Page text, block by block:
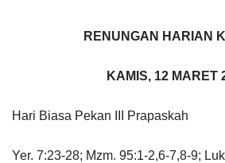
RENUNGAN HARIAN
KAMIS, 12 MARET
Hari Biasa Pekan III Prapaskah
Yer. 7:23-28; Mzm. 95:1-2,6-7,8-9;